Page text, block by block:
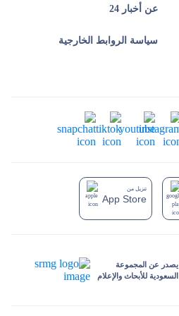
يصدر عن المجموعة
السعودية للأبحاث والإعلام
عن أخبار 24
سياسة الروابط الخارجية
تنزيل من
App Store